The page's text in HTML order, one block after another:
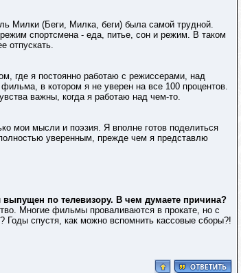
Милки (Беги, Милка, беги) была самой трудной.
спортсмена - еда, питье, сон и режим. В таком
отпускать.
где я постоянно работаю с режиссерами, над
в котором я не уверен на все 100 процентов.
важны, когда я работаю над чем-то.
мои мысли и поэзия. Я вполне готов поделиться
уверенным, прежде чем я представлю
по телевизору. В чем думаете причина?
Многие фильмы проваливаются в прокате, но с
спустя, как можно вспомнить кассовые сборы?!